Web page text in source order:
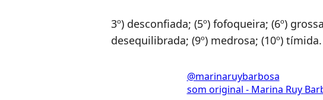
3º) desconfiada; (5º) fofoqueira; (6º)
desequilibrada; (9º) medrosa; (10º) tímida.
@marinaruybarbosa
som original - Marina Ruy